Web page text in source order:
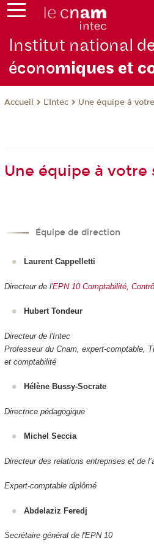
Institut national
économiques et
Accueil L'Intec Une équipe à
Une équipe à votre
Équipe de direction
Laurent Cappelletti
Directeur de l'EPN 10 Comptabilité,
Hubert Tondeur
Directeur de l'Intec
Professeur du Cnam, expert-comptable,
et comptabilité
Hélène Bussy-Socrate
Directrice pédagogique
Michel Seccia
Directeur des relations entreprises et de
Expert-comptable diplômé
Abdelaziz Feredj
Secrétaire général de l'EPN 10